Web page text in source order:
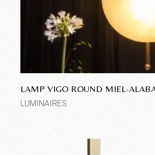
LAMP VIGO ROUND MIEL-
LUMINAIRES